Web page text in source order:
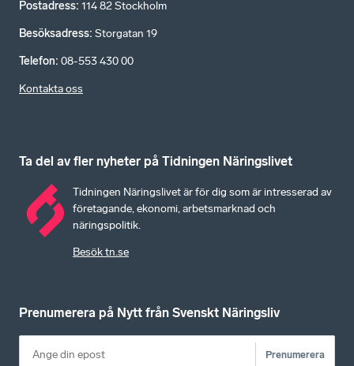
Postadress: 114 82 Stockholm
Besöksadress: Storgatan 19
Telefon: 08-553 430 00
Kontakta oss
Ta del av fler nyheter på Tidningen Näringslivet
Tidningen Näringslivet är för dig som är intresserad av
företagande, ekonomi, arbetsmarknad och
näringspolitik.
Besök tn.se
Prenumerera på Nytt från Svenskt Näringsliv
Prenumerera